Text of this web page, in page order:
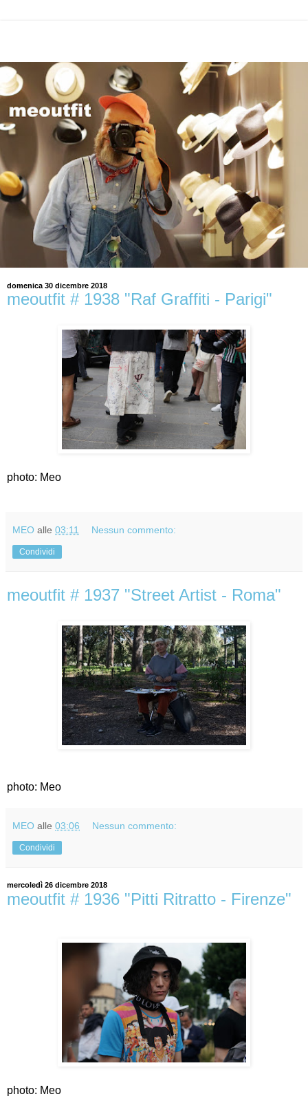
domenica 30 dicembre 2018
meoutfit # 1938 "Raf Graffiti - Parigi"
photo: Meo
MEO alle 03:11 Nessun commento:
Condividi
meoutfit # 1937 "Street Artist - Roma"
photo: Meo
MEO alle 03:06 Nessun commento:
Condividi
mercoledì 26 dicembre 2018
meoutfit # 1936 "Pitti Ritratto - Firenze"
photo: Meo